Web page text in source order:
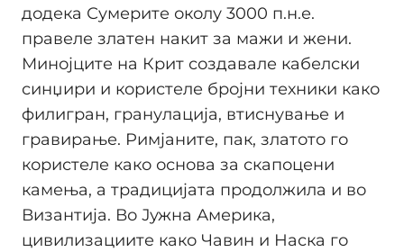
додека Сумерите околу 3000 п.н.е.
правеле златен накит за мажи и жени.
Минојците на Крит создавале кабелски
синџири и користеле бројни техники како
филигран, гранулација, втиснување и
гравирање. Римјаните, пак, златото го
користеле како основа за скапоцени
камења, а традицијата продолжила и во
Византија. Во Јужна Америка,
цивилизациите како Чавин и Наска го